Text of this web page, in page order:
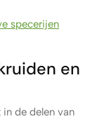
specerijen
en
de delen van